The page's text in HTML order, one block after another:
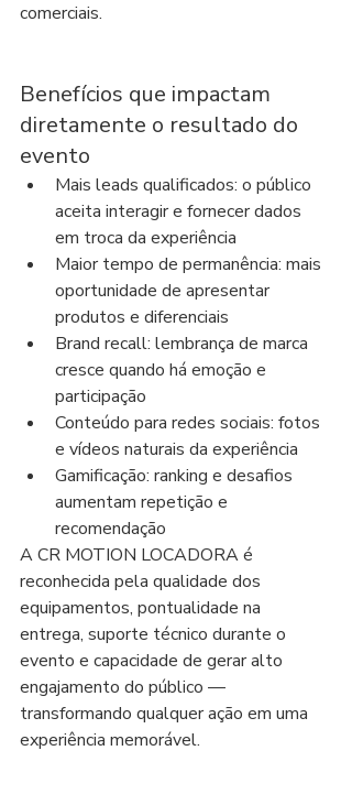
comerciais.
Benefícios que impactam
diretamente o resultado do
evento
Mais leads qualificados: o público
aceita interagir e fornecer dados
em troca da experiência
Maior tempo de permanência: mais
oportunidade de apresentar
produtos e diferenciais
Brand recall: lembrança de marca
cresce quando há emoção e
participação
Conteúdo para redes sociais: fotos
e vídeos naturais da experiência
Gamificação: ranking e desafios
aumentam repetição e
recomendação
A CR MOTION LOCADORA é
reconhecida pela qualidade dos
equipamentos, pontualidade na
entrega, suporte técnico durante o
evento e capacidade de gerar alto
engajamento do público —
transformando qualquer ação em uma
experiência memorável.